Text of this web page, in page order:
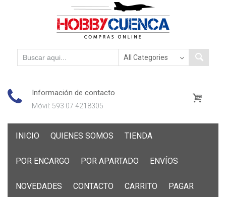
Información de contacto
Móvil: 593 07 4218305
INICIO QUIENES SOMOS TIENDA
POR ENCARGO POR APARTADO ENVÍOS
NOVEDADES CONTACTO CARRITO PAGAR